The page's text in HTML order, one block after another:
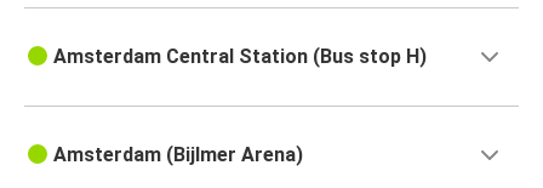
Amsterdam
Amsterdam
Amsterdam Central Station (Bus stop H)
Amsterdam (Bijlmer Arena)